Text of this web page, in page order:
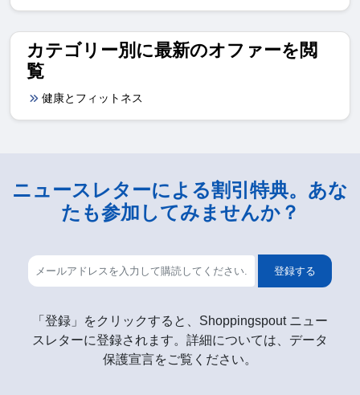
カテゴリー別に最新のオファーを閲
覧
健康とフィットネス
ニュースレターによる割引特典。あな
たも参加してみませんか？
登録する
「登録」をクリックすると、Shoppingspout ニュー
スレターに登録されます。詳細については、データ
保護宣言をご覧ください。